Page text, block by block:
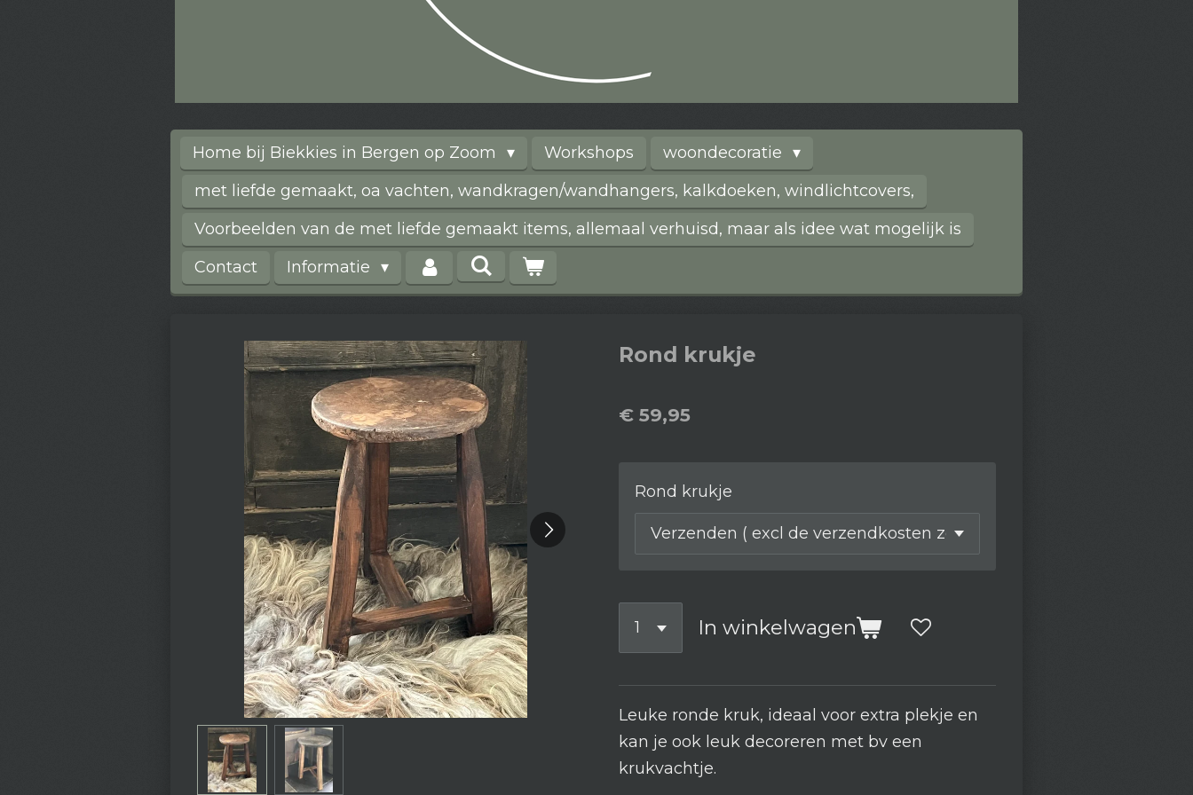
Home bij Biekkies in Bergen op Zoom Workshops
woondecoratie
met liefde gemaakt, oa vachten, wandkragen/wandhangers, kalkdoeken, windlichtcovers,
Voorbeelden van de met liefde gemaakt items, allemaal verhuisd, maar als idee wat mogelijk is
Contact
Informatie
Rond krukje
€ 59,95
Rond krukje
In winkelwagen
Leuke ronde kruk, ideaal voor extra plekje en
kan je ook leuk decoreren met bv een
krukvachtje.